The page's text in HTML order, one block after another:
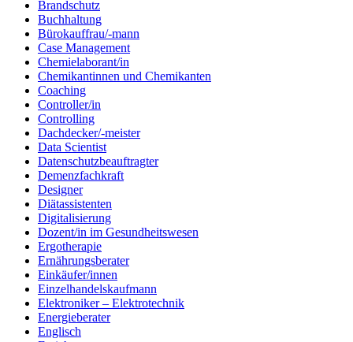
Brandschutz
Buchhaltung
Bürokauffrau/-mann
Case Management
Chemielaborant/in
Chemikantinnen und Chemikanten
Coaching
Controller/in
Controlling
Dachdecker/-meister
Data Scientist
Datenschutzbeauftragter
Demenzfachkraft
Designer
Diätassistenten
Digitalisierung
Dozent/in im Gesundheitswesen
Ergotherapie
Ernährungsberater
Einkäufer/innen
Einzelhandelskaufmann
Elektroniker – Elektrotechnik
Energieberater
Englisch